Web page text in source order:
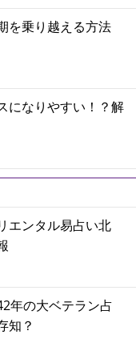
を乗り越える方法
になりやすい！？解
エンタル易占い北
年の大ベテラン占
知？